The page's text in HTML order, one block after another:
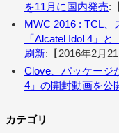
を11月に国内発売:
MWC 2016 : TCL
「Alcatel Idol 4」
刷新:【2016年2月21
Clove、パッケージ
4」の開封動画を公
カテゴリ